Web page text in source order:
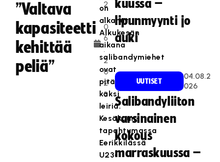
”Valtava
kapasiteetti
kehittää
peliä”
2
.
0
6
.
2
0
2
3
on
alkanut.
Alkukesän
aikana
salibandymiehet
ovat
pitäneet
kaksi
leiriä.
Kesäkuun-
tapahtumassa
Eerikkilässä
U23-
kuussa –
lipunmyynti jo
auki
UUTISET
04.08.2
026
Salibandyliiton
varsinainen
kokous
marraskuussa –